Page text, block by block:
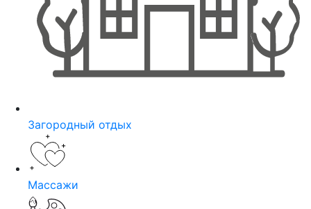
Загородный отдых
Массажи